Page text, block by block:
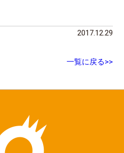
2017.12.29
一覧に戻る>>